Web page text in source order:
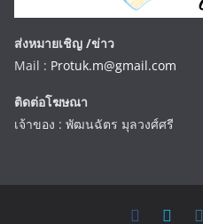
ส่งหมายเชิญ /ข่าว
Mail : Protuk.m@gmail.com
ติดต่อโฆษณา
เจ้าของ : พัฒนฉัตร มุลวงศ์ศรี